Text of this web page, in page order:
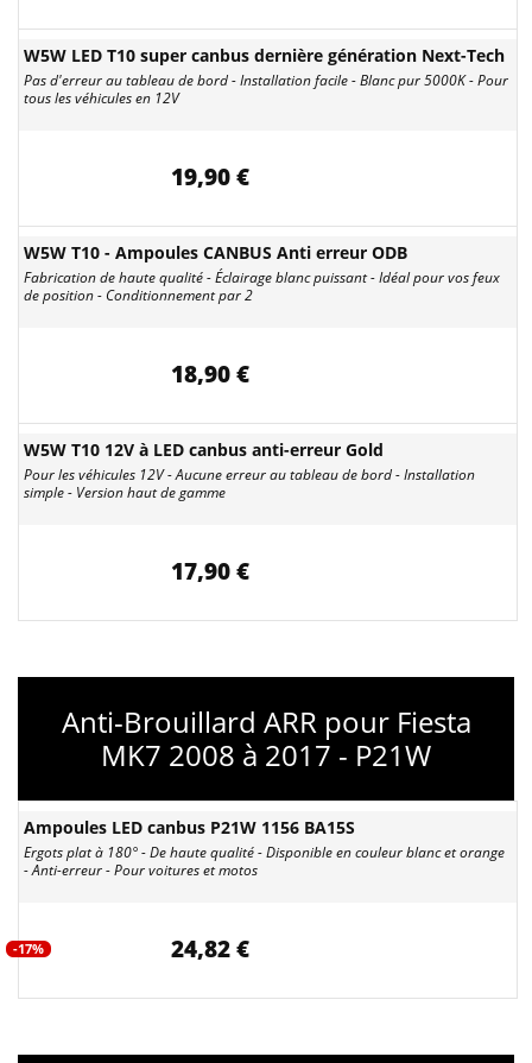
W5W LED T10 super canbus dernière génération Next-Tech
Pas d'erreur au tableau de bord - Installation facile - Blanc pur 5000K - Pour
tous les véhicules en 12V
19,90 €
W5W T10 - Ampoules CANBUS Anti erreur ODB
Fabrication de haute qualité - Éclairage blanc puissant - Idéal pour vos feux
de position - Conditionnement par 2
18,90 €
W5W T10 12V à LED canbus anti-erreur Gold
Pour les véhicules 12V - Aucune erreur au tableau de bord - Installation
simple - Version haut de gamme
17,90 €
Anti-Brouillard ARR pour Fiesta
MK7 2008 à 2017 - P21W
Ampoules LED canbus P21W 1156 BA15S
Ergots plat à 180° - De haute qualité - Disponible en couleur blanc et orange
- Anti-erreur - Pour voitures et motos
-17% 24,82 €